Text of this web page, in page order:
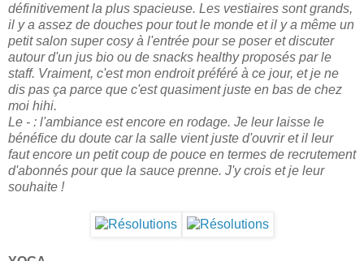
définitivement la plus spacieuse. Les vestiaires sont grands,
il y a assez de douches pour tout le monde et il y a même un
petit salon super cosy à l'entrée pour se poser et discuter
autour d'un jus bio ou de snacks healthy proposés par le
staff. Vraiment, c'est mon endroit préféré à ce jour, et je ne
dis pas ça parce que c'est quasiment juste en bas de chez
moi hihi.
Le - : l'ambiance est encore en rodage. Je leur laisse le
bénéfice du doute car la salle vient juste d'ouvrir et il leur
faut encore un petit coup de pouce en termes de recrutement
d'abonnés pour que la sauce prenne. J'y crois et je leur
souhaite !